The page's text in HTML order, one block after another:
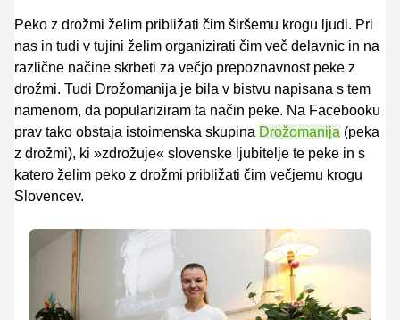
Peko z drožmi želim približati čim širšemu krogu ljudi. Pri
nas in tudi v tujini želim organizirati čim več delavnic in na
različne načine skrbeti za večjo prepoznavnost peke z
drožmi. Tudi Drožomanija je bila v bistvu napisana s tem
namenom, da populariziram ta način peke. Na Facebooku
prav tako obstaja istoimenska skupina Drožomanija (peka
z drožmi), ki »zdrožuje« slovenske ljubitelje te peke in s
katero želim peko z drožmi približati čim večjemu krogu
Slovencev.